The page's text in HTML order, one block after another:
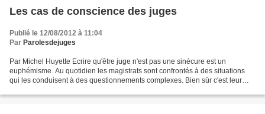
Les cas de conscience des juges
Publié le 12/08/2012 à 11:04
Par Parolesdejuges
Par Michel Huyette Ecrire qu'être juge n'est pas une sinécure est un
euphémisme. Au quotidien les magistrats sont confrontés à des situations
qui les conduisent à des questionnements complexes. Bien sûr c'est leur